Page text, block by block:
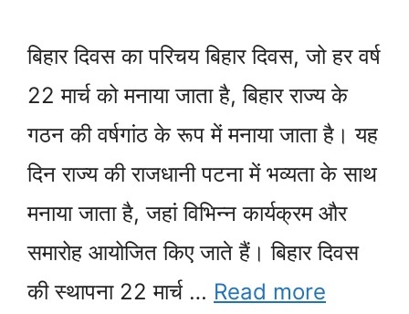
बिहार दिवस का परिचय बिहार दिवस, जो हर वर्ष
22 मार्च को मनाया जाता है, बिहार राज्य के
गठन की वर्षगांठ के रूप में मनाया जाता है। यह
दिन राज्य की राजधानी पटना में भव्यता के साथ
मनाया जाता है, जहां विभिन्न कार्यक्रम और
समारोह आयोजित किए जाते हैं। बिहार दिवस
की स्थापना 22 मार्च … Read more